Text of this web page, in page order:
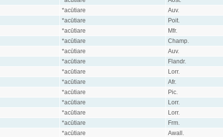
*acūtiare Auv.
*acūtiare Poit.
*acūtiare Mfr.
*acūtiare Champ.
*acūtiare Auv.
*acūtiare Flandr.
*acūtiare Lorr.
*acūtiare Afr.
*acūtiare Pic.
*acūtiare Lorr.
*acūtiare Lorr.
*acūtiare Frm.
*acūtiare Awall.